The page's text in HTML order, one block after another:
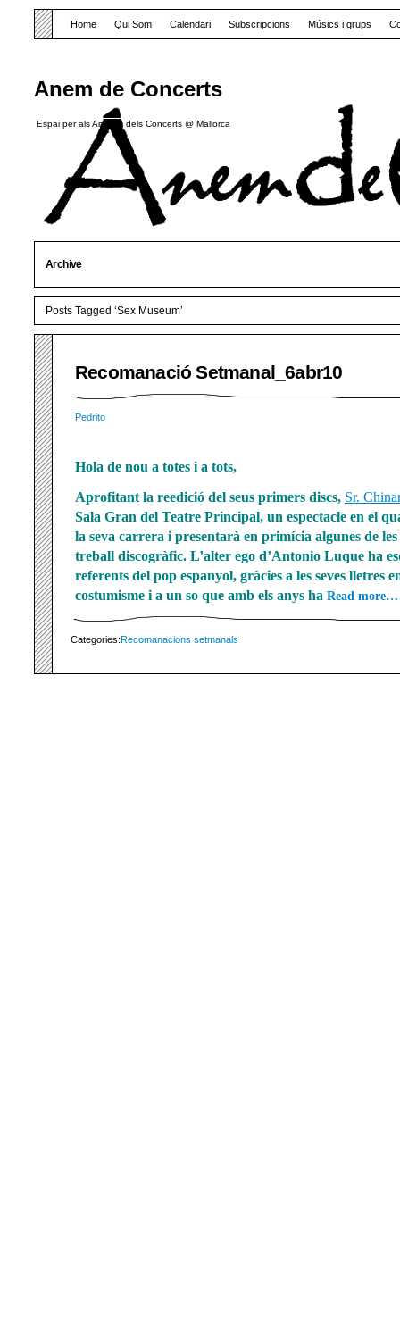
Anem de Concerts
Espai per als Amants dels Concerts @ Mallorca
Home Qui Som Calendari Subscripcions Músics i grups
Archive
Posts Tagged ‘Sex Museum’
Recomanació Setmanal_6abr10
Pedrito
Hola de nou a totes i a tots,
Aprofitant la reedició del seus primers discs, Sr.
Sala Gran del Teatre Principal, un espectacle en el
la seva carrera i presentarà en primícia algunes de
treball discogràfic. L’alter ego d’Antonio Luque ha
referents del pop espanyol, gràcies a les seves lletres
costumisme i a un so que amb els anys ha Read more…
Categories:Recomanacions setmanals